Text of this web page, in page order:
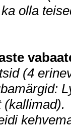
olla
(4
(kallimad).